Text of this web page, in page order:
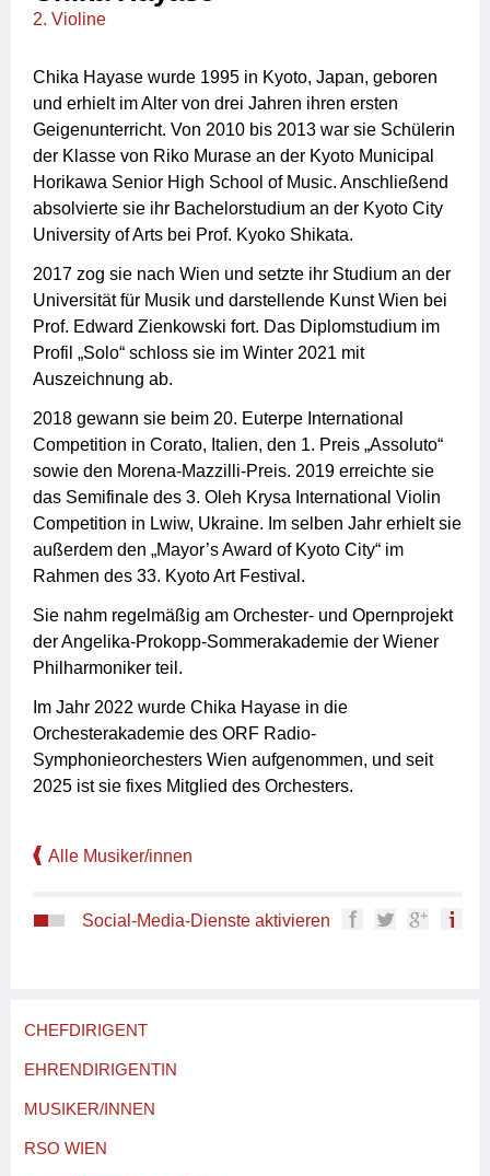
2. Violine
Chika Hayase wurde 1995 in Kyoto, Japan, geboren
und erhielt im Alter von drei Jahren ihren ersten
Geigenunterricht. Von 2010 bis 2013 war sie Schülerin
der Klasse von Riko Murase an der Kyoto Municipal
Horikawa Senior High School of Music. Anschließend
absolvierte sie ihr Bachelorstudium an der Kyoto City
University of Arts bei Prof. Kyoko Shikata.
2017 zog sie nach Wien und setzte ihr Studium an der
Universität für Musik und darstellende Kunst Wien bei
Prof. Edward Zienkowski fort. Das Diplomstudium im
Profil „Solo“ schloss sie im Winter 2021 mit
Auszeichnung ab.
2018 gewann sie beim 20. Euterpe International
Competition in Corato, Italien, den 1. Preis „Assoluto“
sowie den Morena-Mazzilli-Preis. 2019 erreichte sie
das Semifinale des 3. Oleh Krysa International Violin
Competition in Lwiw, Ukraine. Im selben Jahr erhielt sie
außerdem den „Mayor’s Award of Kyoto City“ im
Rahmen des 33. Kyoto Art Festival.
Sie nahm regelmäßig am Orchester- und Opernprojekt
der Angelika-Prokopp-Sommerakademie der Wiener
Philharmoniker teil.
Im Jahr 2022 wurde Chika Hayase in die
Orchesterakademie des ORF Radio-
Symphonieorchesters Wien aufgenommen, und seit
2025 ist sie fixes Mitglied des Orchesters.
Alle Musiker/innen
Social-Media-Dienste aktivieren
CHEFDIRIGENT
EHRENDIRIGENTIN
MUSIKER/INNEN
RSO WIEN